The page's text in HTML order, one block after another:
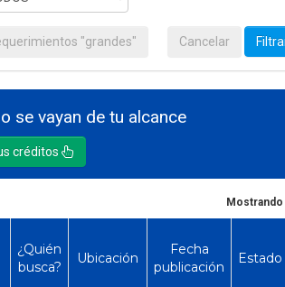
"grandes" Cancelar
se vayan de tu alcance
créditos
¿Quién
busca?
Ubicación
Fecha
publicación
Estado